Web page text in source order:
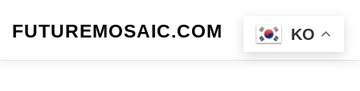
FUTUREMOSAIC.COM 메뉴
KO